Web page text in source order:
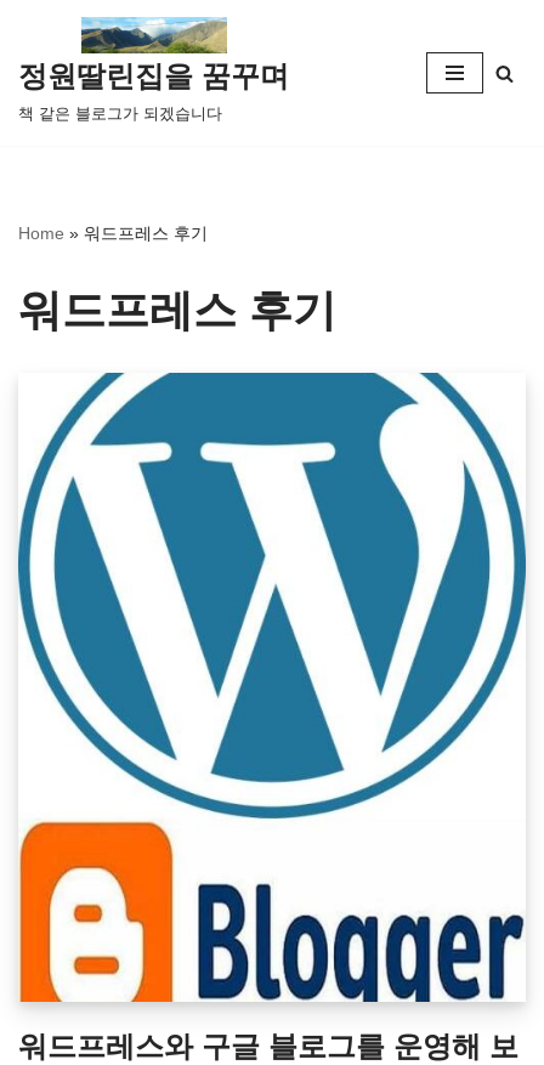
콘
텐
츠
뛰
정원딸린집을 꿈꾸며
책 같은 블로그가 되겠습니다
Home » 워드프레스 후기
워드프레스 후기
워드프레스와 구글 블로그를 운영해 보